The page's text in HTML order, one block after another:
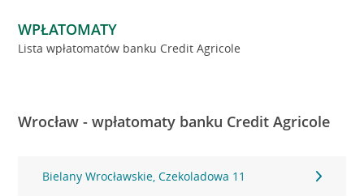
WPŁATOMATY
Lista wpłatomatów banku Credit Agricole
Wrocław - wpłatomaty banku Credit Agricole
Bielany Wrocławskie, Czekoladowa 11